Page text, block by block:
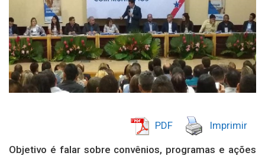
PDF Imprimir
Objetivo é falar sobre convênios, programas e ações